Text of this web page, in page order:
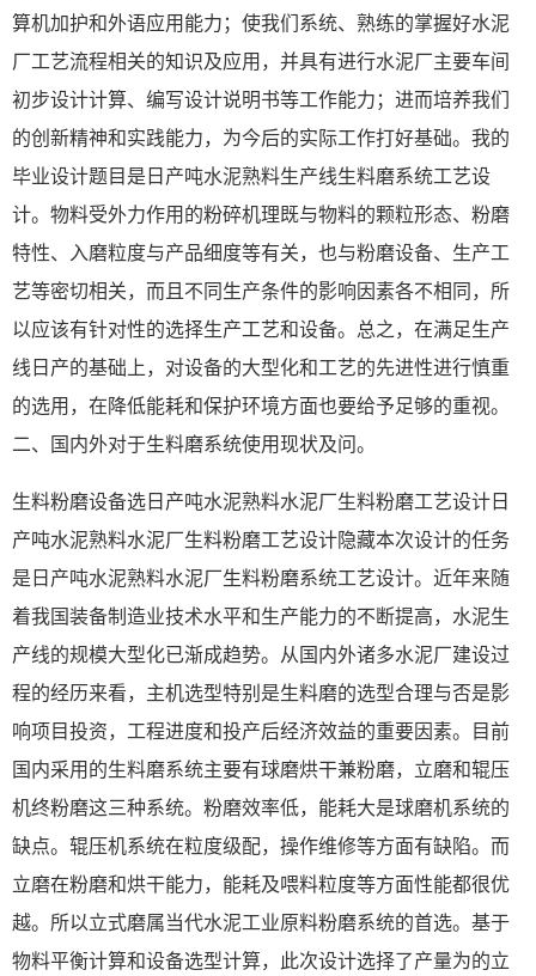
算机加护和外语应用能力；使我们系统、熟练的掌握好水泥
厂工艺流程相关的知识及应用，并具有进行水泥厂主要车间
初步设计计算、编写设计说明书等工作能力；进而培养我们
的创新精神和实践能力，为今后的实际工作打好基础。我的
毕业设计题目是日产吨水泥熟料生产线生料磨系统工艺设
计。物料受外力作用的粉碎机理既与物料的颗粒形态、粉磨
特性、入磨粒度与产品细度等有关，也与粉磨设备、生产工
艺等密切相关，而且不同生产条件的影响因素各不相同，所
以应该有针对性的选择生产工艺和设备。总之，在满足生产
线日产的基础上，对设备的大型化和工艺的先进性进行慎重
的选用，在降低能耗和保护环境方面也要给予足够的重视。
二、国内外对于生料磨系统使用现状及问。
生料粉磨设备选日产吨水泥熟料水泥厂生料粉磨工艺设计日
产吨水泥熟料水泥厂生料粉磨工艺设计隐藏本次设计的任务
是日产吨水泥熟料水泥厂生料粉磨系统工艺设计。近年来随
着我国装备制造业技术水平和生产能力的不断提高，水泥生
产线的规模大型化已渐成趋势。从国内外诸多水泥厂建设过
程的经历来看，主机选型特别是生料磨的选型合理与否是影
响项目投资，工程进度和投产后经济效益的重要因素。目前
国内采用的生料磨系统主要有球磨烘干兼粉磨，立磨和辊压
机终粉磨这三种系统。粉磨效率低，能耗大是球磨机系统的
缺点。辊压机系统在粒度级配，操作维修等方面有缺陷。而
立磨在粉磨和烘干能力，能耗及喂料粒度等方面性能都很优
越。所以立式磨属当代水泥工业原料粉磨系统的首选。基于
物料平衡计算和设备选型计算，此次设计选择了产量为的立